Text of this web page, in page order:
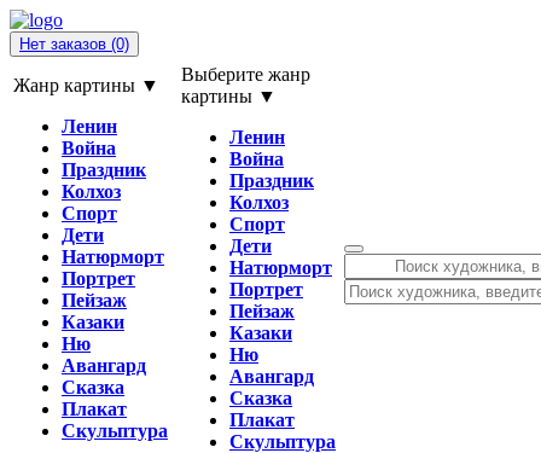
Нет заказов (0)
Жанр картины ▼
Ленин
Война
Праздник
Колхоз
Спорт
Дети
Натюрморт
Портрет
Пейзаж
Казаки
Ню
Авангард
Сказка
Плакат
Скульптура
Выберите жанр
картины ▼
Ленин
Война
Праздник
Колхоз
Спорт
Дети
Натюрморт
Портрет
Пейзаж
Казаки
Ню
Авангард
Сказка
Плакат
Скульптура